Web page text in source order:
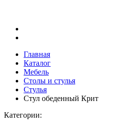
Главная
Каталог
Мебель
Столы и стулья
Стулья
Стул обеденный Крит
Категории: